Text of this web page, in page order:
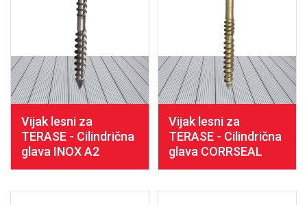
Vijak lesni za
TERASE - Cilindrična
glava INOX A2
Vijak lesni za
TERASE - Cilindrična
glava CORRSEAL